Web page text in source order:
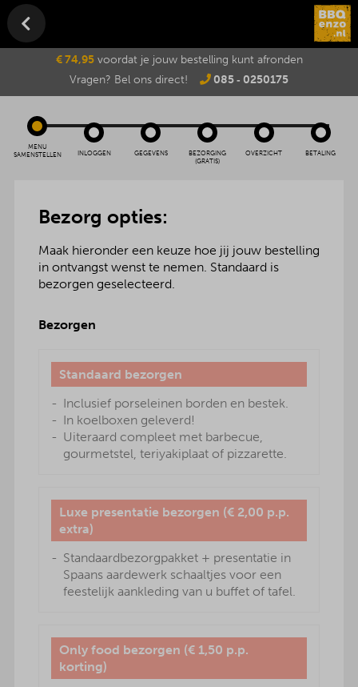
€ 74,95voordat je jouw bestelling kunt afronden
Vragen? Bel ons direct!
085 ‑ 0250175
MENU
SAMENSTELLEN
INLOGGEN GEGEVENS
BEZORGING
(GRATIS)
OVERZICHT BETALING
Bezorg opties:
Maak hieronder een keuze hoe jij jouw bestelling
in ontvangst wenst te nemen. Standaard is
bezorgen geselecteerd.
Bezorgen
Standaard bezorgen
Inclusief porseleinen borden en bestek.
In koelboxen geleverd!
Uiteraard compleet met barbecue,
gourmetstel, teriyakiplaat of pizzarette.
Luxe presentatie bezorgen (€ 2,00 p.p.
extra)
Standaardbezorgpakket + presentatie in
Spaans aardewerk schaaltjes voor een
feestelijk aankleding van u buffet of tafel.
Only food bezorgen (€ 1,50 p.p.
korting)